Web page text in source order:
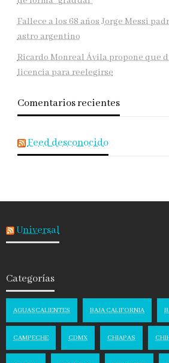
Fallece a los 68 años Jorge Messi
astro argentino
Ricardo Monreal Ávila propone que
licencia para reelegirse
Comentarios recientes
Feed desconocido
Universal
Categorías
AGUASCALIENTES BAJA CALIFORNIA
CAMPECHE CDMX CHIAPAS